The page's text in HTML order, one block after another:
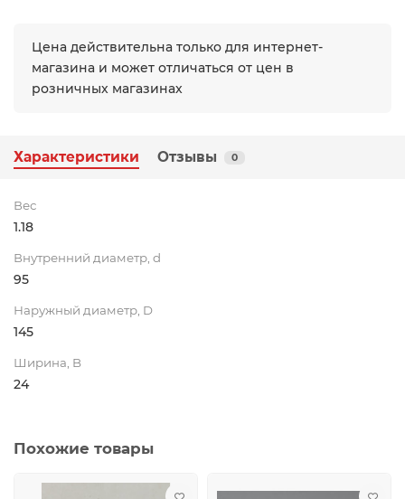
Цена действительна только для интернет-
магазина и может отличаться от цен в
розничных магазинах
Характеристики Отзывы 0
Вес
1.18
Внутренний диаметр, d
95
Наружный диаметр, D
145
Ширина, B
24
Похожие товары